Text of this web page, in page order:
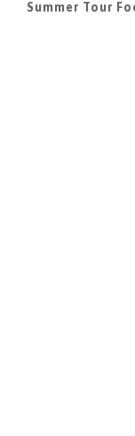
Summer Tour